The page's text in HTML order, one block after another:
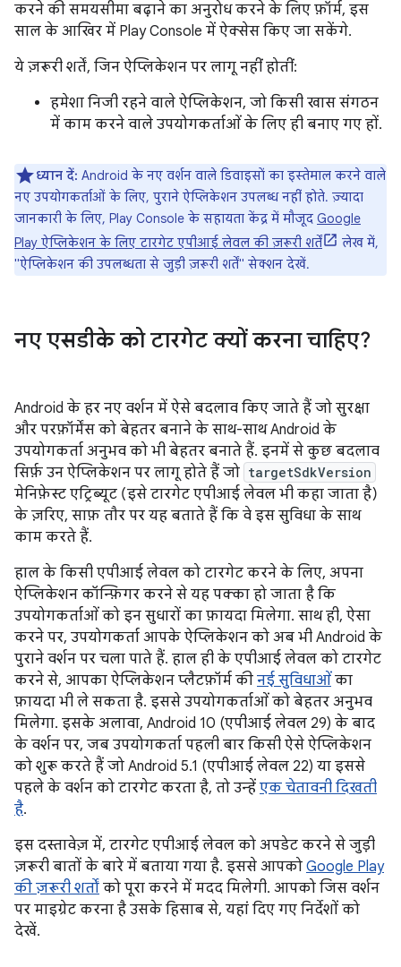
करने की समयसीमा बढ़ाने का अनुरोध करने के लिए फ़ॉर्म, इस
साल के आखिर में Play Console में ऐक्सेस किए जा सकेंगे.
ये ज़रूरी शर्तें, जिन ऐप्लिकेशन पर लागू नहीं होतीं:
हमेशा निजी रहने वाले ऐप्लिकेशन, जो किसी खास संगठन
में काम करने वाले उपयोगकर्ताओं के लिए ही बनाए गए हों.
ध्यान दें: Android के नए वर्शन वाले डिवाइसों का इस्तेमाल करने वाले
नए उपयोगकर्ताओं के लिए, पुराने ऐप्लिकेशन उपलब्ध नहीं होते. ज़्यादा
जानकारी के लिए, Play Console के सहायता केंद्र में मौजूद Google
Play ऐप्लिकेशन के लिए टारगेट एपीआई लेवल की ज़रूरी शर्तें
लेख में,
"ऐप्लिकेशन की उपलब्धता से जुड़ी ज़रूरी शर्तें" सेक्शन देखें.
नए एसडीके को टारगेट क्यों करना चाहिए?
Android के हर नए वर्शन में ऐसे बदलाव किए जाते हैं जो सुरक्षा
और परफ़ॉर्मेंस को बेहतर बनाने के साथ-साथ Android के
उपयोगकर्ता अनुभव को भी बेहतर बनाते हैं. इनमें से कुछ बदलाव
सिर्फ़ उन ऐप्लिकेशन पर लागू होते हैं जो targetSdkVersion
मेनिफ़ेस्ट एट्रिब्यूट (इसे टारगेट एपीआई लेवल भी कहा जाता है)
के ज़रिए, साफ़ तौर पर यह बताते हैं कि वे इस सुविधा के साथ
काम करते हैं.
हाल के किसी एपीआई लेवल को टारगेट करने के लिए, अपना
ऐप्लिकेशन कॉन्फ़िगर करने से यह पक्का हो जाता है कि
उपयोगकर्ताओं को इन सुधारों का फ़ायदा मिलेगा. साथ ही, ऐसा
करने पर, उपयोगकर्ता आपके ऐप्लिकेशन को अब भी Android के
पुराने वर्शन पर चला पाते हैं. हाल ही के एपीआई लेवल को टारगेट
करने से, आपका ऐप्लिकेशन प्लैटफ़ॉर्म की नई सुविधाओं का
फ़ायदा भी ले सकता है. इससे उपयोगकर्ताओं को बेहतर अनुभव
मिलेगा. इसके अलावा, Android 10 (एपीआई लेवल 29) के बाद
के वर्शन पर, जब उपयोगकर्ता पहली बार किसी ऐसे ऐप्लिकेशन
को शुरू करते हैं जो Android 5.1 (एपीआई लेवल 22) या इससे
पहले के वर्शन को टारगेट करता है, तो उन्हें एक चेतावनी दिखती
है.
इस दस्तावेज़ में, टारगेट एपीआई लेवल को अपडेट करने से जुड़ी
ज़रूरी बातों के बारे में बताया गया है. इससे आपको Google Play
की ज़रूरी शर्तों को पूरा करने में मदद मिलेगी. आपको जिस वर्शन
पर माइग्रेट करना है उसके हिसाब से, यहां दिए गए निर्देशों को
देखें.